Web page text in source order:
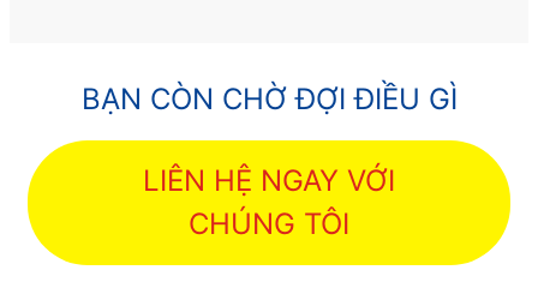
BẠN CÒN CHỜ ĐỢI ĐIỀU GÌ
LIÊN HỆ NGAY VỚI
CHÚNG TÔI